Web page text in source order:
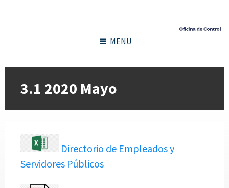
MENU
3.1 2020 Mayo
Directorio de Empleados y
Servidores Públicos